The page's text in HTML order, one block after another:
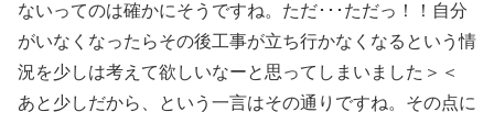
ないってのは確かにそうですね。ただ･･･ただっ！！自分
がいなくなったらその後工事が立ち行かなくなるという情
況を少しは考えて欲しいなーと思ってしまいました＞＜
あと少しだから、という一言はその通りですね。その点に